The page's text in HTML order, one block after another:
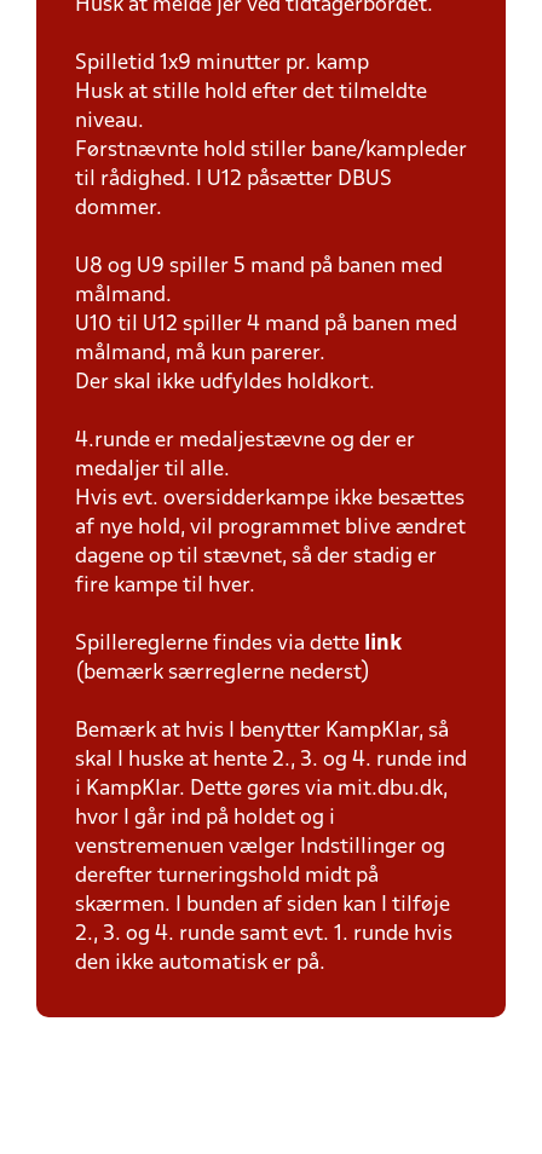
Husk at melde jer ved tidtagerbordet.
Spilletid 1x9 minutter pr. kamp
Husk at stille hold efter det tilmeldte
niveau.
Førstnævnte hold stiller bane/kampleder
til rådighed. I U12 påsætter DBUS
dommer.
U8 og U9 spiller 5 mand på banen med
målmand.
U10 til U12 spiller 4 mand på banen med
målmand, må kun parerer.
Der skal ikke udfyldes holdkort.
4.runde er medaljestævne og der er
medaljer til alle.
Hvis evt. oversidderkampe ikke besættes
af nye hold, vil programmet blive ændret
dagene op til stævnet, så der stadig er
fire kampe til hver.
Spillereglerne findes via dette link
(bemærk særreglerne nederst)
Bemærk at hvis I benytter KampKlar, så
skal I huske at hente 2., 3. og 4. runde ind
i KampKlar. Dette gøres via mit.dbu.dk,
hvor I går ind på holdet og i
venstremenuen vælger Indstillinger og
derefter turneringshold midt på
skærmen. I bunden af siden kan I tilføje
2., 3. og 4. runde samt evt. 1. runde hvis
den ikke automatisk er på.